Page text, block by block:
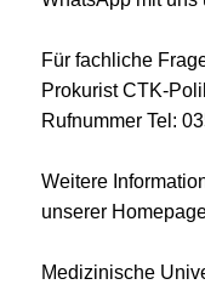
Für fachliche
Prokurist CTK-
Rufnummer Tel:
Weitere
unserer
Medizinische